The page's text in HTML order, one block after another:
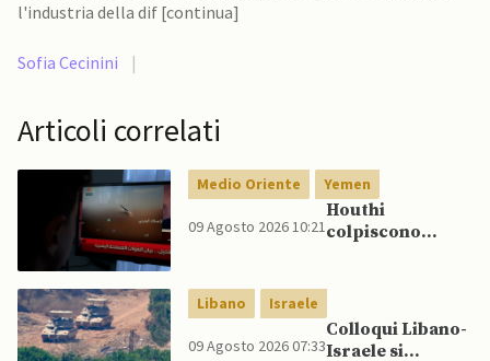
l'industria della dif [continua]
Sofia Cecinini |
Articoli correlati
Medio Oriente Yemen
09 Agosto 2026 10:21
Houthi
colpiscono
Yemen rischia
conflitto più
Libano Israele
09 Agosto 2026 07:33
Colloqui Libano-
Israele si